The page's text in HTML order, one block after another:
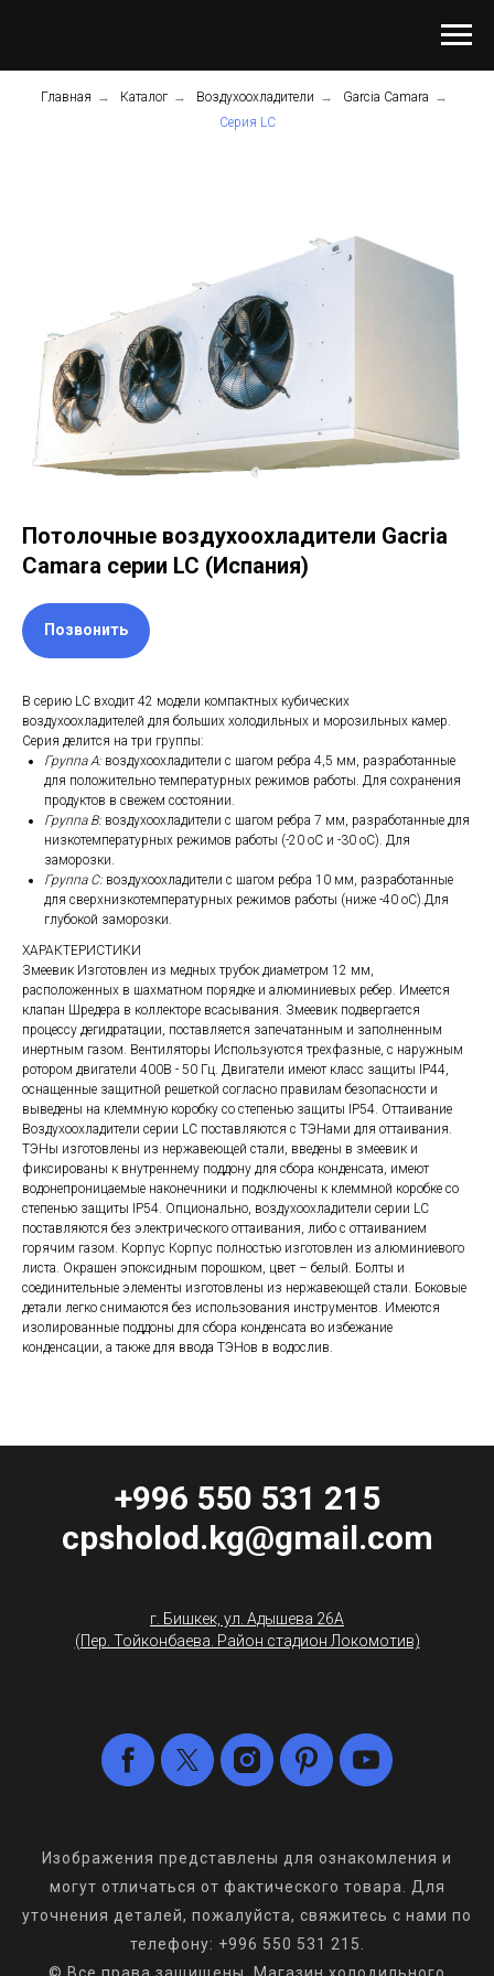
Главная → Каталог → Воздухоохладители → Garcia Camara →
Серия LC
Потолочные воздухоохладители Gacria
Camara серии LC (Испания)
Позвонить
В серию LС входит 42 модели компактных кубических
воздухоохладителей для больших холодильных и морозильных камер.
Серия делится на три группы:
Группа А: воздухоохладители с шагом ребра 4,5 мм, разработанные
для положительно температурных режимов работы. Для сохранения
продуктов в свежем состоянии.
Группа В: воздухоохладители с шагом ребра 7 мм, разработанные для
низкотемпературных режимов работы (-20 оC и -30 оC). Для
заморозки.
Группа С: воздухоохладители с шагом ребра 10 мм, разработанные
для сверхнизкотемпературных режимов работы (ниже -40 оC).Для
глубокой заморозки.
ХАРАКТЕРИСТИКИ
Змеевик Изготовлен из медных трубок диаметром 12 мм,
расположенных в шахматном порядке и алюминиевых ребер. Имеется
клапан Шредера в коллекторе всасывания. Змеевик подвергается
процессу дегидратации, поставляется запечатанным и заполненным
инертным газом. Вентиляторы Используются трехфазные, с наружным
ротором двигатели 400В - 50 Гц. Двигатели имеют класс защиты IP44,
оснащенные защитной решеткой согласно правилам безопасности и
выведены на клеммную коробку со степенью защиты IP54. Оттаивание
Воздухоохладители серии LС поставляются с ТЭНами для оттаивания.
ТЭНы изготовлены из нержавеющей стали, введены в змеевик и
фиксированы к внутреннему поддону для сбора конденсата, имеют
водонепроницаемые наконечники и подключены к клеммной коробке со
степенью защиты IP54. Опционально, воздухоохладители серии LС
поставляются без электрического оттаивания, либо c оттаиванием
горячим газом. Корпус Корпус полностью изготовлен из алюминиевого
листа. Окрашен эпоксидным порошком, цвет – белый. Болты и
соединительные элементы изготовлены из нержавеющей стали. Боковые
детали легко снимаются без использования инструментов. Имеются
изолированные поддоны для сбора конденсата во избежание
конденсации, а также для ввода ТЭНов в водослив.
+996 550 531 215
cpsholod.kg@gmail.com
г. Бишкек, ул. Адышева 26А
(Пер. Тойконбаева. Район стадион Локомотив)
Изображения представлены для ознакомления и
могут отличаться от фактического товара. Для
уточнения деталей, пожалуйста, свяжитесь с нами по
телефону: +996 550 531 215.
© Все права защищены. Магазин холодильного